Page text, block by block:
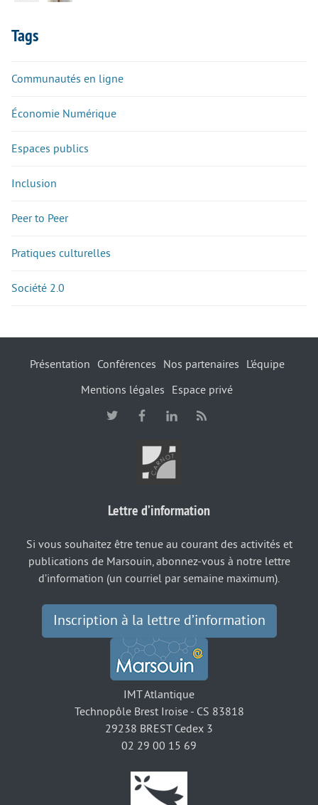
Tags
Communautés en ligne
Économie Numérique
Espaces publics
Inclusion
Peer to Peer
Pratiques culturelles
Société 2.0
Présentation Conférences Nos partenaires
L’équipe
Mentions légales
Espace privé
Lettre d’information
Si vous souhaitez être tenue au courant des activités et
publications de Marsouin, abonnez-vous à notre lettre
d’information (un courriel par semaine maximum).
Inscription à la lettre d’information
IMT Atlantique
Technopôle Brest Iroise - CS 83818
29238 BREST Cedex 3
02 29 00 15 69